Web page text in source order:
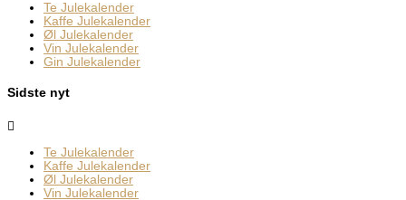
Te Julekalender
Kaffe Julekalender
Øl Julekalender
Vin Julekalender
Gin Julekalender
Sidste nyt
Te Julekalender
Kaffe Julekalender
Øl Julekalender
Vin Julekalender